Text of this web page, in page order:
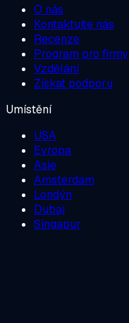
O nás
Kontaktujte nás
Recenze
Program pro firmy
Vzdělání
Získat podporu
Umístění
USA
Evropa
Asie
Amsterdam
Londýn
Dubaj
Singapur